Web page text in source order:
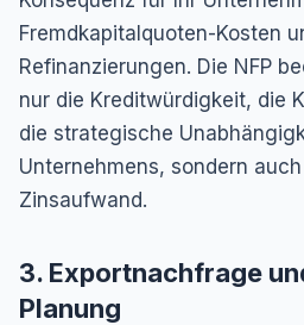
Fremdkapitalquoten-Kosten
Refinanzierungen. Die NFP
nur die Kreditwürdigkeit, die
die strategische
Unternehmens, sondern
Zinsaufwand.
3. Exportnachfrage
Planung